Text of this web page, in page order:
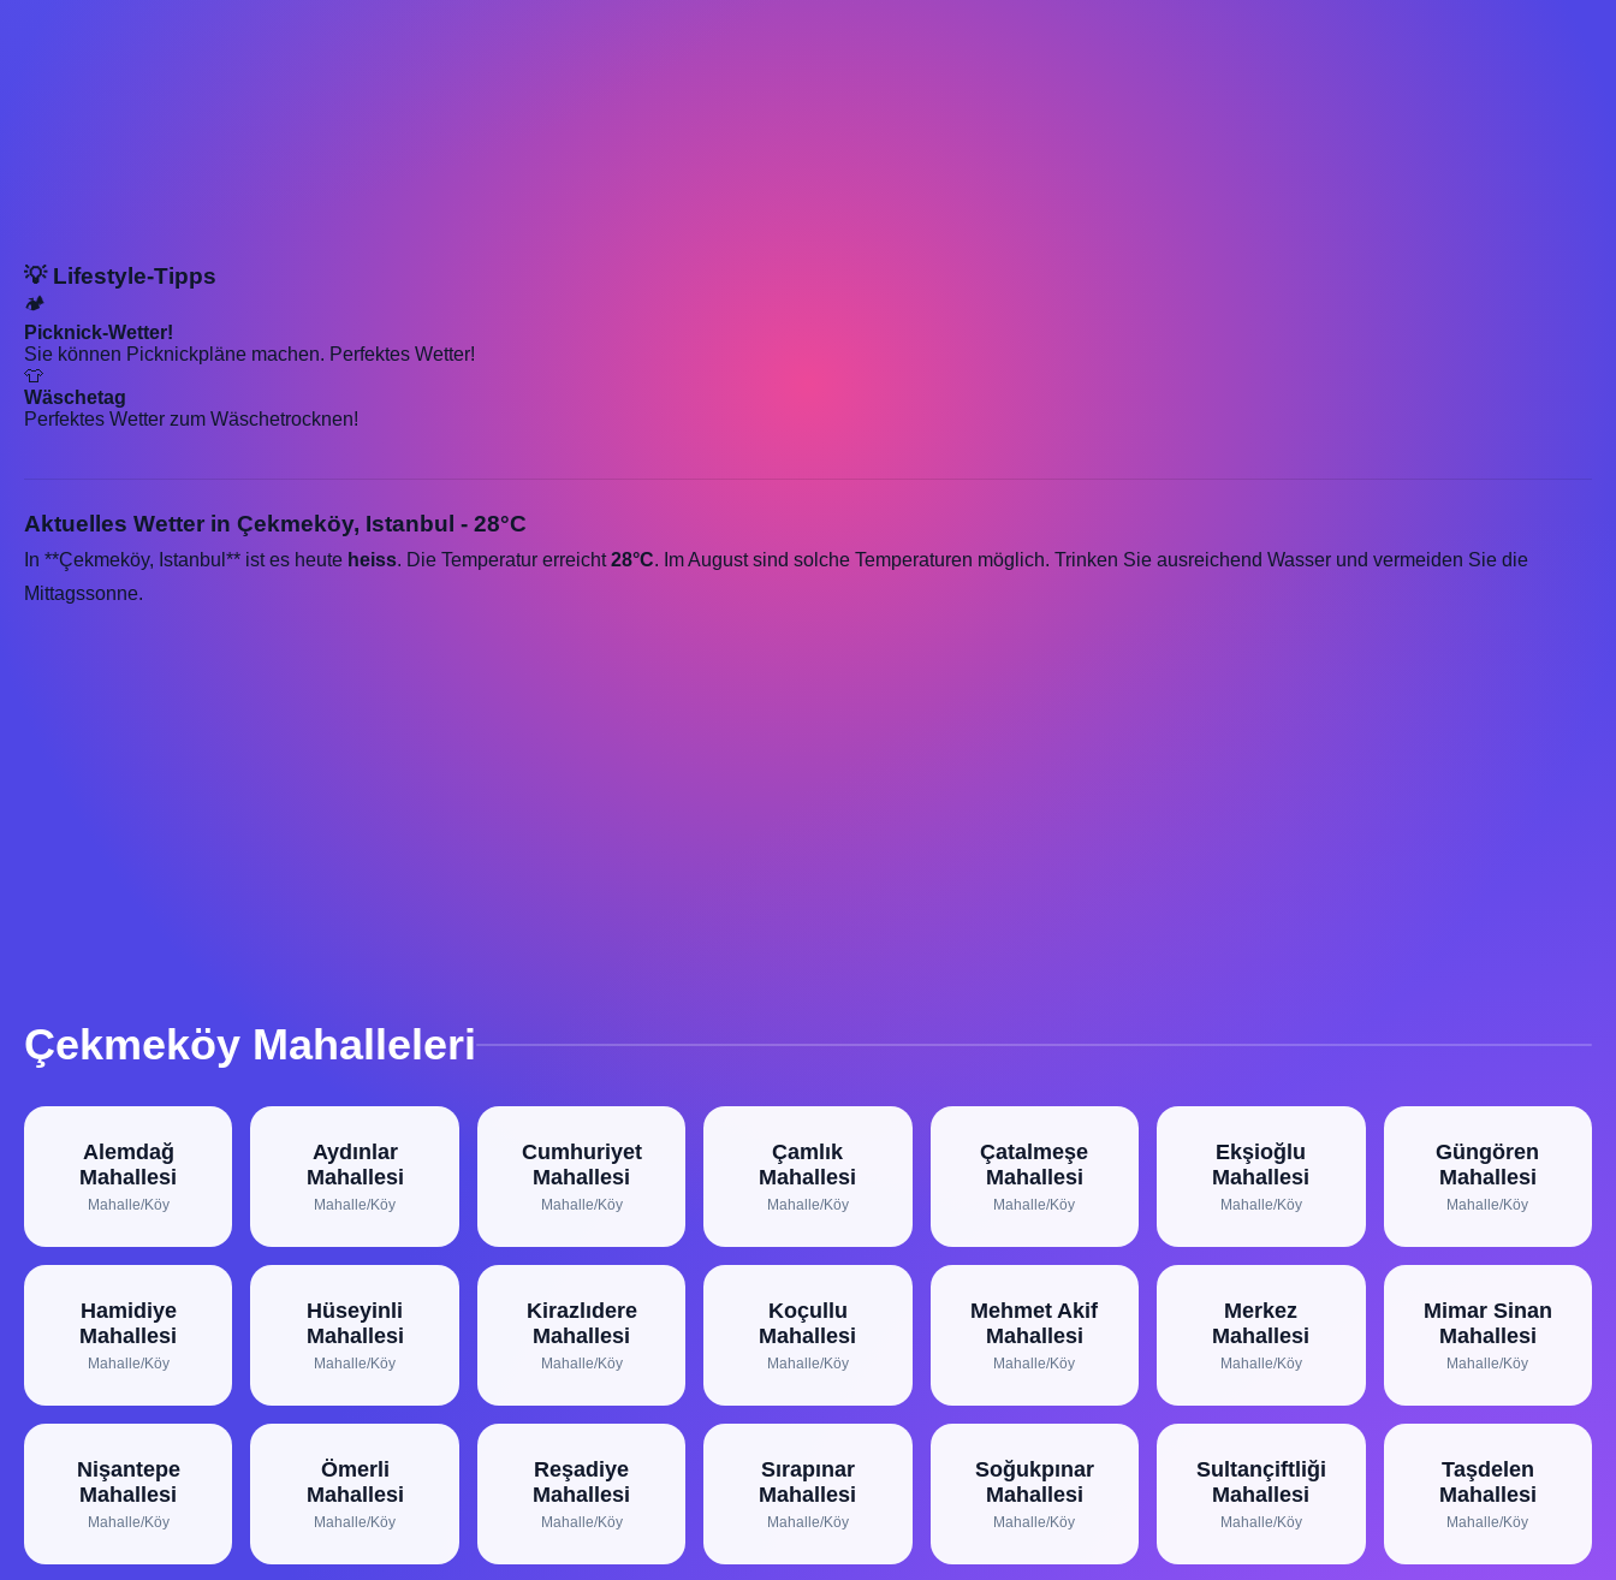
💡 Lifestyle-Tipps
🏕️
Picknick-Wetter!
Sie können Picknickpläne machen. Perfektes Wetter!
👕
Wäschetag
Perfektes Wetter zum Wäschetrocknen!
Aktuelles Wetter in Çekmeköy, Istanbul - 28°C
In **Çekmeköy, Istanbul** ist es heute heiss. Die Temperatur erreicht28°C. Im August sind solche Temperaturen möglich. Trinken Sie ausreichend Wasser und vermeiden Sie die
Mittagssonne.
Çekmeköy Mahalleleri
Alemdağ
Mahallesi
Mahalle/Köy
Aydınlar
Mahallesi
Mahalle/Köy
Cumhuriyet
Mahallesi
Mahalle/Köy
Çamlık
Mahallesi
Mahalle/Köy
Çatalmeşe
Mahallesi
Mahalle/Köy
Ekşioğlu
Mahallesi
Mahalle/Köy
Güngören
Mahallesi
Mahalle/Köy
Hamidiye
Mahallesi
Mahalle/Köy
Hüseyinli
Mahallesi
Mahalle/Köy
Kirazlıdere
Mahallesi
Mahalle/Köy
Koçullu
Mahallesi
Mahalle/Köy
Mehmet Akif
Mahallesi
Mahalle/Köy
Merkez
Mahallesi
Mahalle/Köy
Mimar Sinan
Mahallesi
Mahalle/Köy
Nişantepe
Mahallesi
Mahalle/Köy
Ömerli
Mahallesi
Mahalle/Köy
Reşadiye
Mahallesi
Mahalle/Köy
Sırapınar
Mahallesi
Mahalle/Köy
Soğukpınar
Mahallesi
Mahalle/Köy
Sultançiftliği
Mahallesi
Mahalle/Köy
Taşdelen
Mahallesi
Mahalle/Köy